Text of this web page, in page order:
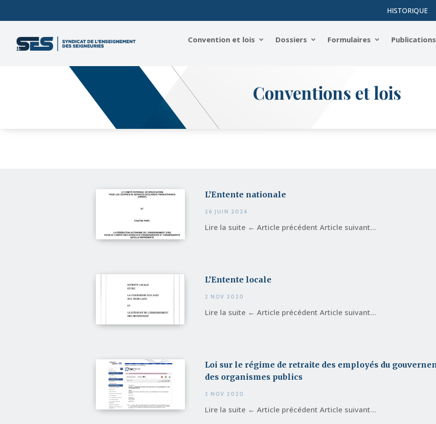
HISTORIQUE
Convention et lois Dossiers Formulaires Publications
Conventions et lois
L’Entente nationale
26 JUIN 2024
Lire la suite ← Article précédent Article suivant...
L’Entente locale
2 NOV 2020
Lire la suite ← Article précédent Article suivant...
Loi sur le régime de retraite des employés du
des organismes publics
2 NOV 2020
Lire la suite ← Article précédent Article suivant...